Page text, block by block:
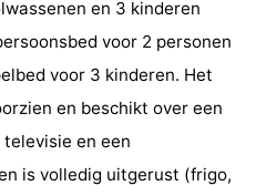
en 3 kinderen
voor 2 personen
voor 3 kinderen. Het
en beschikt over een
en een
is volledig uitgerust (frigo,